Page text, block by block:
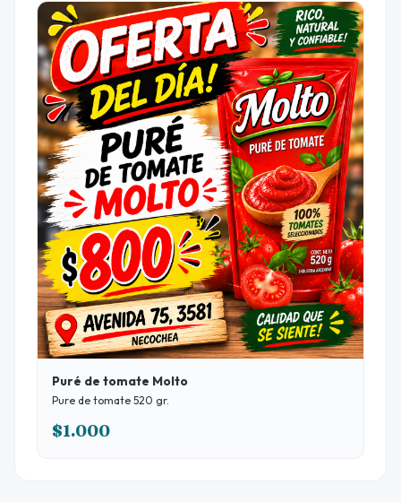
Puré de tomate Molto
Pure de tomate 520 gr.
$1.000